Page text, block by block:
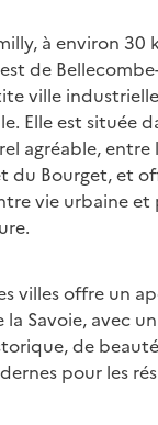
à environ 30
de
ville
Elle est située
agréable, entre
du Bourget, et
vie urbaine et
villes offre un
Savoie, avec
de
pour les